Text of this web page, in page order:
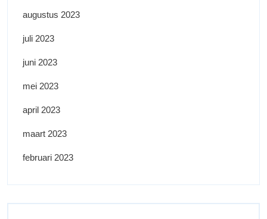
augustus 2023
juli 2023
juni 2023
mei 2023
april 2023
maart 2023
februari 2023